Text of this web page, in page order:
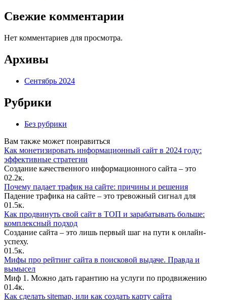
Свежие комментарии
Нет комментариев для просмотра.
Архивы
Сентябрь 2024
Рубрики
Без рубрики
Вам также может понравиться
Как монетизировать информационный сайт в 2024 году:
эффективные стратегии
Создание качественного информационного сайта – это
02.2к.
Почему падает трафик на сайте: причины и решения
Падение трафика на сайте – это тревожный сигнал для
01.5к.
Как продвинуть свой сайт в ТОП и зарабатывать больше:
комплексный подход
Создание сайта – это лишь первый шаг на пути к онлайн-
успеху.
01.5к.
Мифы про рейтинг сайта в поисковой выдаче. Правда и
вымысел
Миф 1. Можно дать гарантию на услуги по продвижению
01.4к.
Как сделать sitemap, или как создать карту сайта